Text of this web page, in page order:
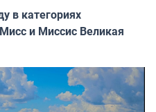
в категориях
и Миссис Великая